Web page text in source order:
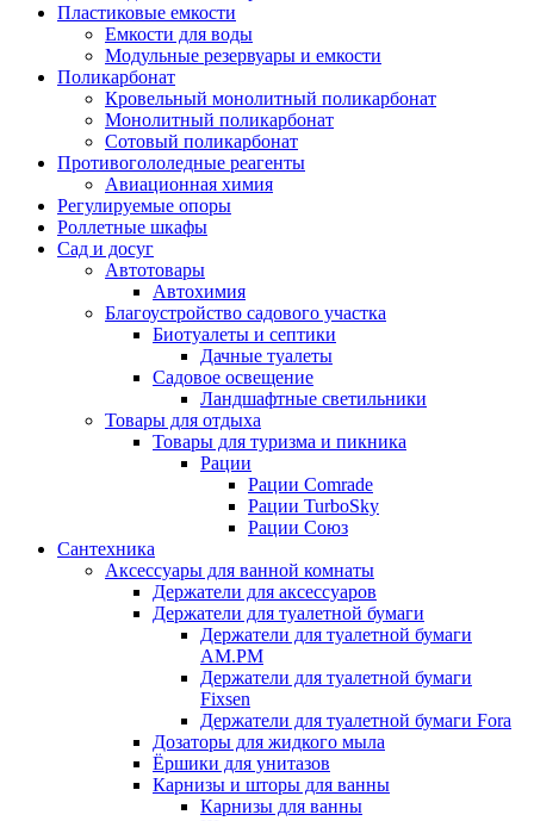
Пластиковые емкости
Емкости для воды
Модульные резервуары и емкости
Поликарбонат
Кровельный монолитный поликарбонат
Монолитный поликарбонат
Сотовый поликарбонат
Противогололедные реагенты
Авиационная химия
Регулируемые опоры
Роллетные шкафы
Сад и досуг
Автотовары
Автохимия
Благоустройство садового участка
Биотуалеты и септики
Дачные туалеты
Садовое освещение
Ландшафтные светильники
Товары для отдыха
Товары для туризма и пикника
Рации
Рации Comrade
Рации TurboSky
Рации Союз
Сантехника
Аксессуары для ванной комнаты
Держатели для аксессуаров
Держатели для туалетной бумаги
Держатели для туалетной бумаги
AM.PM
Держатели для туалетной бумаги
Fixsen
Держатели для туалетной бумаги Fora
Дозаторы для жидкого мыла
Ёршики для унитазов
Карнизы и шторы для ванны
Карнизы для ванны